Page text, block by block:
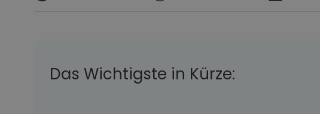
Das Wichtigste in Kürze: